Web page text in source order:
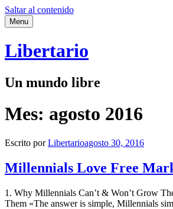
Saltar al contenido
Menu
Libertario
Un mundo libre
Mes: agosto 2016
Escrito porLibertarioagosto 30, 2016
Millennials Love Free
1. Why Millennials Can’t & Won’t Grow
Them «The answer is simple, Millennials